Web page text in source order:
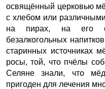
освящённый церковью
с хлебом или
на пирах, на его
безалкогольных
старинных источниках
росы, той, что пчёлы
Селяне знали, что
пригоден для лечения